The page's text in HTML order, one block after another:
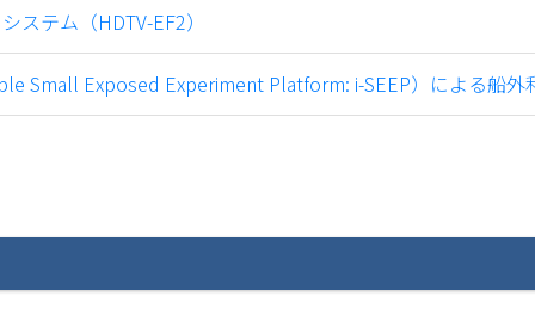
ステム（HDTV-EF2）
Small Exposed Experiment Platform: i-SEEP）による船外